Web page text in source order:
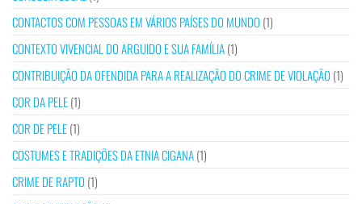
CONTACTOS COM PESSOAS EM VÁRIOS PAÍSES DO MUNDO (1)
CONTEXTO VIVENCIAL DO ARGUIDO E SUA FAMÍLIA(1)
CONTRIBUIÇÃO DA OFENDIDA PARA A REALIZAÇÃO DO CRIME DE VIOLAÇÃO (1)
COR DA PELE(1)
COR DE PELE(1)
COSTUMES E TRADIÇÕES DA ETNIA CIGANA(1)
CRIME DE RAPTO (1)